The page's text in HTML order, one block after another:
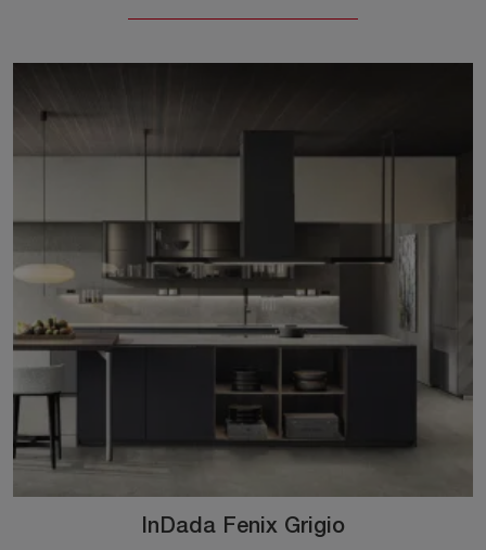
InDada Fenix Grigio